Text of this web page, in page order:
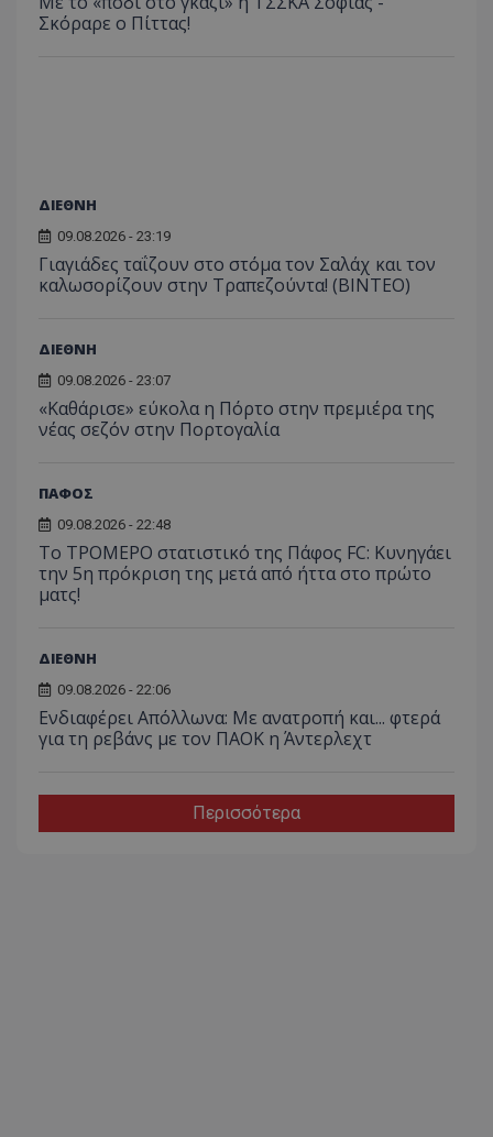
Σκόραρε ο Πίττας!
ΔΙΕΘΝΗ
09.08.2026 - 23:19
Γιαγιάδες ταΐζουν στο στόμα τον Σαλάχ και τον
καλωσορίζουν στην Τραπεζούντα! (ΒΙΝΤΕΟ)
ΔΙΕΘΝΗ
09.08.2026 - 23:07
«Καθάρισε» εύκολα η Πόρτο στην πρεμιέρα της
νέας σεζόν στην Πορτογαλία
ΠΑΦΟΣ
09.08.2026 - 22:48
Το ΤΡΟΜΕΡΟ στατιστικό της Πάφος FC: Κυνηγάει
την 5η πρόκριση της μετά από ήττα στο πρώτο
ματς!
ΔΙΕΘΝΗ
09.08.2026 - 22:06
Ενδιαφέρει Απόλλωνα: Με ανατροπή και... φτερά
για τη ρεβάνς με τον ΠΑΟΚ η Άντερλεχτ
Περισσότερα